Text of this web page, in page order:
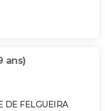
ans)
DE FELGUEIRA